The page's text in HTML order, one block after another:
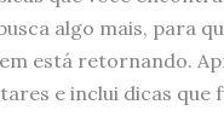
algo mais, para
está retornando.
e inclui dicas que